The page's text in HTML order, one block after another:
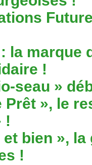
la marque
!
seau »
Prêt », le
!
et bien »,
!